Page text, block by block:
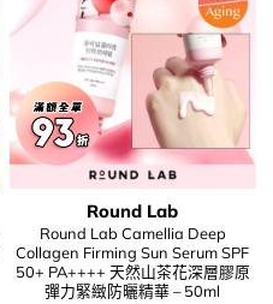
Round Lab
Round Lab Camellia Deep
Collagen Firming Sun Serum SPF
50+ PA++++ 天然山茶花深層膠原
彈力緊緻防曬精華 – 50ml